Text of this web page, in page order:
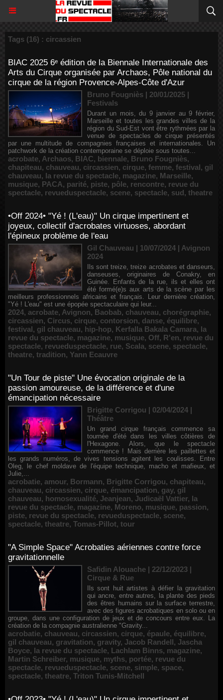
Tags (16) : circassien
BIAC 2025 6ᵉ édition de la Biennale Internationale des
Arts du Cirque organisée par Archaos, Pôle national du
cirque de la région Provence-Alpes-Côte d'Azur
Bruno Fougniès | 20/01/2025 |
Festivals
Durant un mois, du 9 janvier au 9 février,
Marseille et toutes les grandes villes de la
région du Sud-Est vont être rythmées par la
venue de spectacles de cirque présentés
par une multitude de compagnies françaises et internationales. Un
patchwork de la création contemporaine se déploie sous toutes...
acrobate, Archaos, BIAC, biennale, Bruno Fougniès,
chapiteau, chauveau, circassien, cirque, femme, festival, gil
chauveau, la revue du spectacle, magazine, Marseille,
musique, PACA, parité, piste, pôle, rencontre, revue du
spectacle, revueduspectacle, scene, spectacle, sud, theatre
•Off 2024• "Yé ! (L'eau)" Un cirque impertinent et
joyeux, collectif d'acrobates virtuoses, abordant
l'épineux problème de l'eau
Gil Chauveau | 10/07/2024 | Avignon
2024
Ils sont treize, treize acrobates et danseurs,
danseuses, originaires de Conakry, en
Guinée. Enfants de la rue, ils et elles ont
été formé(e)s aux arts de la scène par les
meilleurs professionnels africains et français. Leur dernière création,
"Yé ! L'eau" est une épopée spectaculaire qui leur...
2024, acrobate, Avignon, Baobab, chauveau, chorégraphie,
circassien, Circus, cirque, contorsion, danse, équilibre,
festival, gil chauveau, hip-hop, Kerfalla Bakala Camara, la
revue du spectacle, magazine, musique, Off, R'en, revue du
spectacle, revueduspectacle, rue, Scala, scene, spectacle,
theatre, tradition, Yann Ecauvre
"Un Tour de piste" Une évocation originale de la
passion amoureuse, de la différence et d'une
émancipation nécessaire
Brigitte Corrigou | 02/04/2024 |
Théâtre
Un grand cirque français commence sa
tournée d'été dans les villes côtières de
l'Hexagone. Alors, que le spectacle
commence ! Mais derrière les paillettes et
les grands numéros, de vives tensions agitent les coulisses. Entre
Oleg, le chef moldave de l'équipe technique, macho et mafieux, et
Julie,...
acrobatie, amour, Bormann, Brigitte Corrigou, chapiteau,
chauveau, circassien, cirque, émancipation, gay, gil
chauveau, homosexualité, Jeanjean, Judicaël Vattier, la
revue du spectacle, magazine, Moreno, musique, passion,
piste, revue du spectacle, revueduspectacle, scene,
spectacle, theatre, Tomas-Pillot, tour
"A Simple Space" Acrobaties aériennes contre force
gravitationnelle
Safidin Alouache | 22/12/2023 |
Cirque & Rue
Ils sont huit artistes à défier la gravitation
qui ancre, entre autres, la plante des pieds
des êtres humains sur la surface terrestre,
avec des figures acrobatiques en solo ou en
groupe, dans une configuration de jeux et de concours entre eux. La
création de la compagnie australienne "Gravity...
acrobatie, chauveau, circassien, cirque, épaule, équilibre,
gil chauveau, gravitation, gravity, Jacob Randell, Jascha
Boyce, la revue du spectacle, Lachlam Binns, magazine,
Martin Schreiber, musique, myths, portée, revue du
spectacle, revueduspectacle, scene, simple, space,
spectacle, theatre, Triton Tunis-Mitchell